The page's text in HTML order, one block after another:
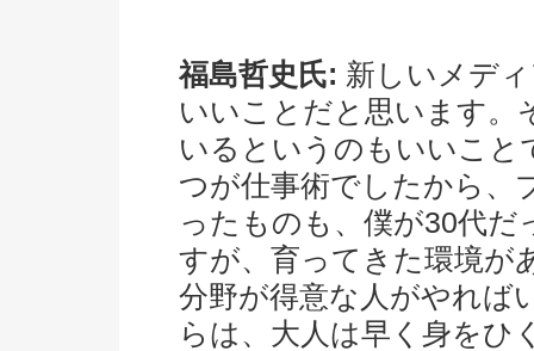
福島哲史氏: 新しいメデ
いいことだと思います。
いるというのもいいこと
つが仕事術でしたから、
ったものも、僕が30代
すが、育ってきた環境が
分野が得意な人がやれば
らは、大人は早く身をひ